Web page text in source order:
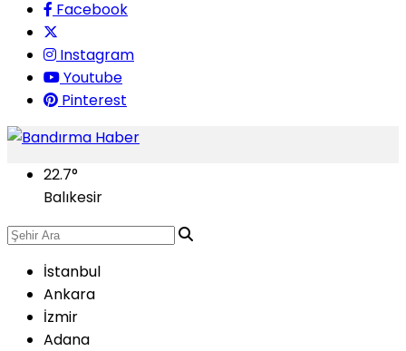
Facebook
Instagram
Youtube
Pinterest
22.7°
Balıkesir
İstanbul
Ankara
İzmir
Adana